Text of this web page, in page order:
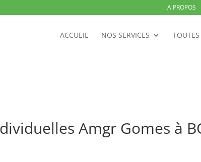
A PROPOS
ACCUEIL NOS SERVICES
Amgr Gomes à